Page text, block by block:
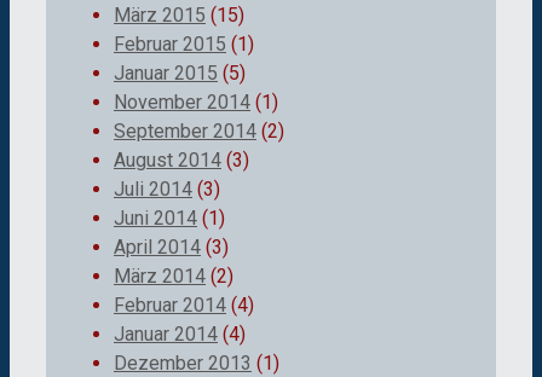
März 2015 (15)
Februar 2015 (1)
Januar 2015 (5)
November 2014 (1)
September 2014 (2)
August 2014 (3)
Juli 2014 (3)
Juni 2014 (1)
April 2014 (3)
März 2014 (2)
Februar 2014 (4)
Januar 2014 (4)
Dezember 2013 (1)